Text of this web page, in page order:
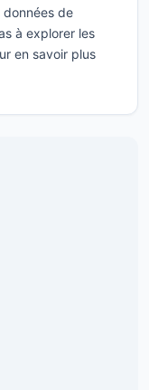
de
à explorer les
en savoir plus